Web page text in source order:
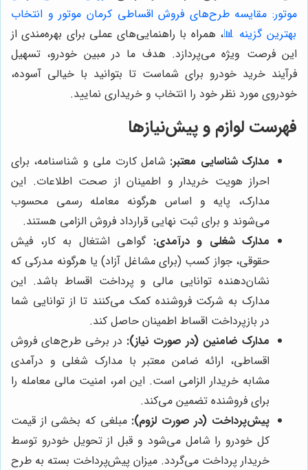
موتور: مقایسه طرح‌های فروش اقساطی کرمان موتور و انتخاب
بهترین گزینه 📊، همراه با راهنمایی‌های عملی برای بهره‌مندی از
این فرصت ویژه می‌پردازد. هدف ما در مبین خودرو، تسهیل
فرآیند خرید خودرو برای شماست تا بتوانید با خیالی آسوده،
خودروی مورد نظر خود را انتخاب و خریداری نمایید.
فهرست لوازم و پیش‌نیازها
مدارک شناسایی معتبر: شامل کارت ملی و شناسنامه، برای
احراز هویت خریدار و اطمینان از صحت اطلاعات. این
مدارک، پایه و اساس هرگونه معامله رسمی محسوب
می‌شوند و برای ثبت نهایی قرارداد فروش الزامی هستند.
مدارک شغلی و درآمدی: گواهی اشتغال به کار، فیش
حقوقی، جواز کسب (برای مشاغل آزاد) یا هرگونه مدرکی که
نشان‌دهنده توانایی مالی و پرداخت اقساط باشد. این
مدارک به شرکت فروشنده کمک می‌کنند تا از توانایی شما
در بازپرداخت اقساط اطمینان حاصل کند.
مدارک ضامنین (در صورت نیاز): در برخی طرح‌های فروش
اقساطی، ارائه ضامن معتبر با مدارک شغلی و درآمدی
مشابه خریدار الزامی است. این امر، امنیت مالی معامله را
برای فروشنده تضمین می‌کند.
پیش‌پرداخت (در صورت لزوم): مبلغی که بخشی از قیمت
کل خودرو را شامل می‌شود و قبل از تحویل خودرو توسط
خریدار پرداخت می‌گردد. میزان پیش‌پرداخت بسته به طرح